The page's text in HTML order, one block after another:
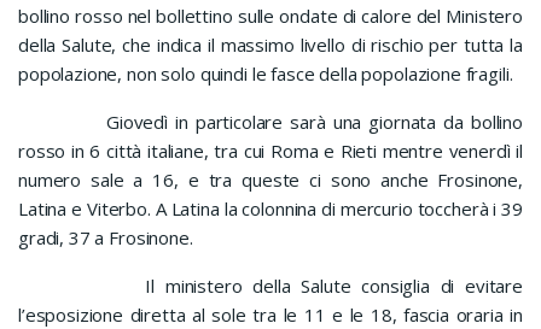
bollino rosso nel bollettino sulle ondate di calore del Ministero
della Salute, che indica il massimo livello di rischio per tutta la
popolazione, non solo quindi le fasce della popolazione fragili.
Giovedì in particolare sarà una giornata da bollino
rosso in 6 città italiane, tra cui Roma e Rieti mentre venerdì il
numero sale a 16, e tra queste ci sono anche Frosinone,
Latina e Viterbo. A Latina la colonnina di mercurio toccherà i 39
gradi, 37 a Frosinone.
Il ministero della Salute consiglia di evitare
l’esposizione diretta al sole tra le 11 e le 18, fascia oraria in